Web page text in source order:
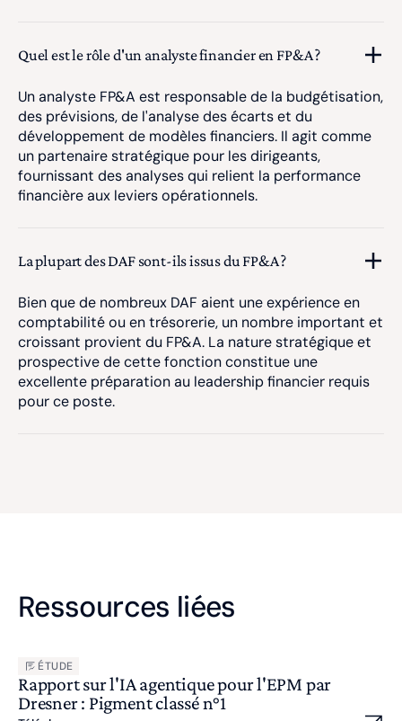
Quel est le rôle d'un analyste financier en FP&A ?
Un analyste FP&A est responsable de la budgétisation,
des prévisions, de l'analyse des écarts et du
développement de modèles financiers. Il agit comme
un partenaire stratégique pour les dirigeants,
fournissant des analyses qui relient la performance
financière aux leviers opérationnels.
La plupart des DAF sont-ils issus du FP&A ?
Bien que de nombreux DAF aient une expérience en
comptabilité ou en trésorerie, un nombre important et
croissant provient du FP&A. La nature stratégique et
prospective de cette fonction constitue une
excellente préparation au leadership financier requis
pour ce poste.
Ressources liées
ÉTUDE
Rapport sur l'IA agentique pour l'EPM par
Dresner : Pigment classé n°1